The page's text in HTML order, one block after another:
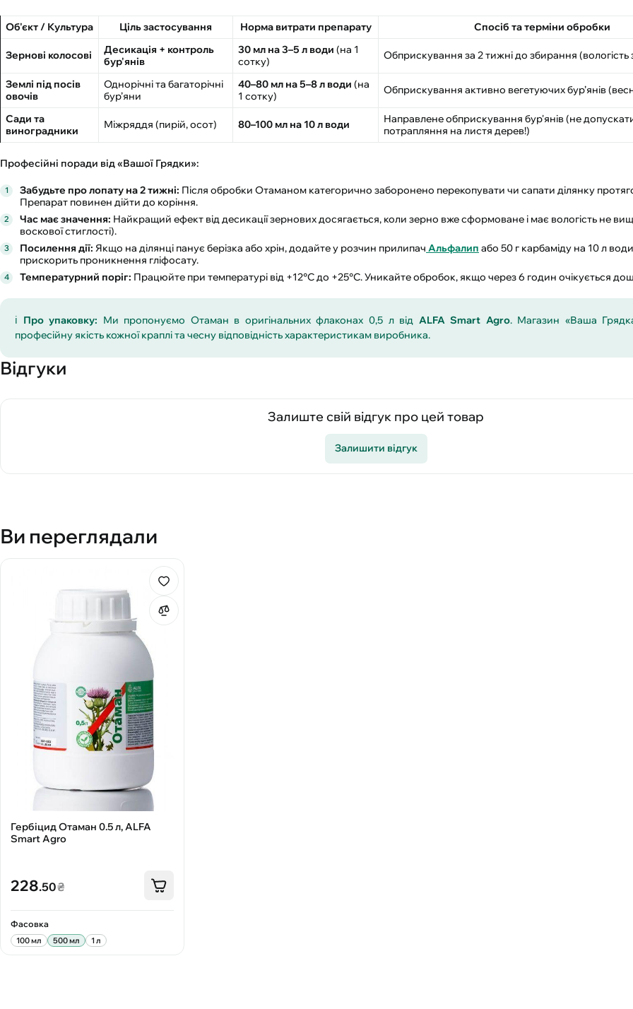
Об'єкт / Культура Ціль застосування Норма витрати препарату Спосіб та терміни обробки
Зернові колосові
Десикація + контроль
бур'янів
30 мл на 3–5 л води (на 1
сотку)
Обприскування за 2 тижні до збирання (вологість
Землі під посів
овочів
Однорічні та багаторічні
бур’яни
40–80 мл на 5–8 л води (на
1 сотку)
Обприскування активно вегетуючих бур’янів
Сади та
виноградники
Міжряддя (пирій, осот) 80–100 мл на 10 л води
Направлене обприскування бур'янів (не
потрапляння на листя дерев!)
Професійні поради від «Вашої Грядки»:
Забудьте про лопату на 2 тижні: Після обробки Отаманом категорично заборонено перекопувати чи сапати ділянку
Препарат повинен дійти до коріння.
Час має значення: Найкращий ефект від десикації зернових досягається, коли зерно вже сформоване і має вологість не
воскової стиглості).
Посилення дії: Якщо на ділянці панує берізка або хрін, додайте у розчин прилипач Альфалип або 50 г карбаміду на 10 л
прискорить проникнення гліфосату.
Температурний поріг: Працюйте при температурі від +12°C до +25°C. Уникайте обробок, якщо через 6 годин очікується
ℹ️ Про упаковку: Ми пропонуємо Отаман в оригінальних флаконах 0,5 л від ALFA Smart Agro. Магазин «Ваша
професійну якість кожної краплі та чесну відповідність характеристикам виробника.
Відгуки
Залиште свій відгук про цей товар
Залишити відгук
Ви переглядали
Гербіцид Отаман 0.5 л, ALFA
Smart Agro
228.50₴
Фасовка
100 мл 500 мл 1 л